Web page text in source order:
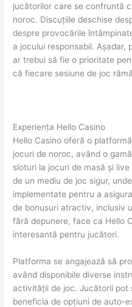
jucătorilor care se confruntă
noroc. Discuțiile deschise
despre provocările
a jocului responsabil. Așadar,
ar trebui să fie o prioritate
că fiecare sesiune de joc
Experiența Hello Casino
Hello Casino oferă o
jocuri de noroc, având o
sloturi la jocuri de masă și
de un mediu de joc sigur,
implementate pentru a
de bonusuri atractiv, inclusiv
fără depunere, face ca Hello
interesantă pentru jucători.
Platforma se angajează să
având disponibile diverse
activității de joc. Jucătorii pot
beneficia de opțiuni de auto-